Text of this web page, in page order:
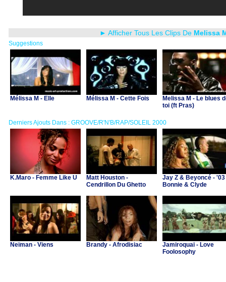
► Afficher Tous Les Clips De Melissa
Suggestions
Mélissa M - Elle Mélissa M - Cette Fois
Melissa M - Le blues
toi (ft Pras)
Derniers Ajouts Dans : GROOVE/R'N'B/RAP/SOLEIL 2000
K.Maro - Femme Like U
Matt Houston -
Cendrillon Du Ghetto
Jay Z & Beyoncé - '03
Bonnie & Clyde
Neïman - Viens Brandy - Afrodisiac
Jamiroquai - Love
Foolosophy